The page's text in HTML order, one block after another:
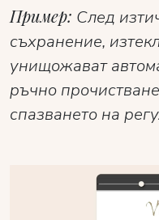
Пример: След
съхранение,
унищожават
ръчно
спазването на